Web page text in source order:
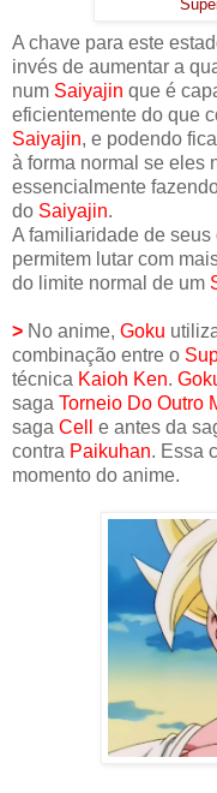
A chave para este
invés de aumentar a
num Saiyajin que é
eficientemente do que
Saiyajin, e podendo
à forma normal se eles
essencialmente
do Saiyajin.
A familiaridade de
permitem lutar com
do limite normal de um
> No anime, Goku
combinação entre o
técnica Kaioh Ken.
saga Torneio Do Outro
saga Cell e antes da
contra Paikuhan. Essa
momento do anime.